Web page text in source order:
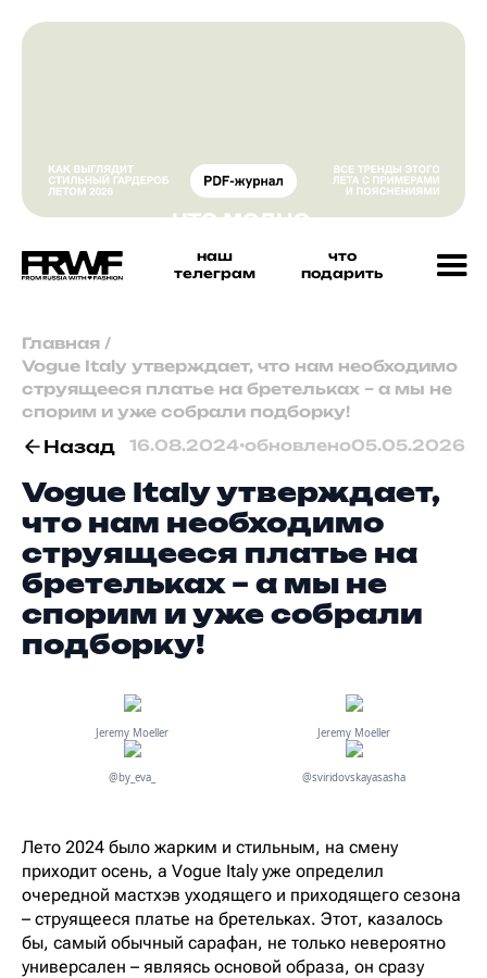
наш
телеграм
что
подарить
Главная /
Vogue Italy утверждает, что нам необходимо
струящееся платье на бретельках – а мы не
спорим и уже собрали подборку!
Назад 16.08.2024•обновлено05.05.2026
Vogue Italy утверждает,
что нам необходимо
струящееся платье на
бретельках – а мы не
спорим и уже собрали
подборку!
Jeremy Moeller Jerеmy Moeller
@by_eva_ @sviridovskayasasha
Лето 2024 было жарким и стильным, на смену
приходит осень, а Vogue Italy уже определил
очередной мастхэв уходящего и приходящего сезона
– струящееся платье на бретельках. Этот, казалось
бы, самый обычный сарафан, не только невероятно
универсален – являясь основой образа, он сразу